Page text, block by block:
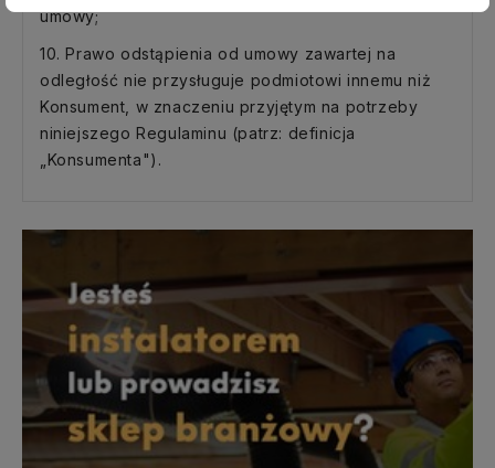
umowy;
10. Prawo odstąpienia od umowy zawartej na
odległość nie przysługuje podmiotowi innemu niż
Konsument, w znaczeniu przyjętym na potrzeby
niniejszego Regulaminu (patrz: definicja
„Konsumenta").